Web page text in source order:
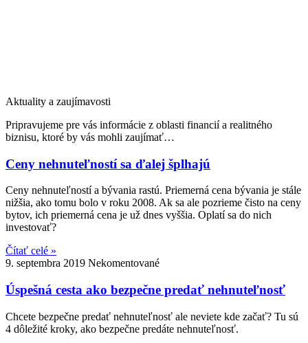
Aktuality a zaujímavosti
Pripravujeme pre vás informácie z oblasti financií a realitného
biznisu, ktoré by vás mohli zaujímať…
Ceny nehnuteľností sa ďalej šplhajú
Ceny nehnuteľností a bývania rastú. Priemerná cena bývania je stále
nižšia, ako tomu bolo v roku 2008. Ak sa ale pozrieme čisto na ceny
bytov, ich priemerná cena je už dnes vyššia. Oplatí sa do nich
investovať?
Čítať celé »
9. septembra 2019 Nekomentované
Úspešná cesta ako bezpečne predať nehnuteľnosť
Chcete bezpečne predať nehnuteľnosť ale neviete kde začať? Tu sú
4 dôležité kroky, ako bezpečne predáte nehnuteľnosť.